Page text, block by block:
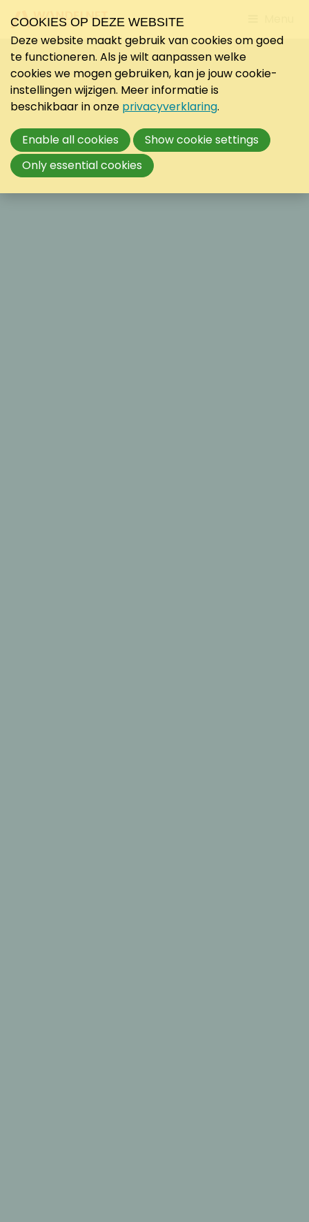
to
COOKIES OP DEZE WEBSITE
Deze website maakt gebruik van cookies om goed
te functioneren. Als je wilt aanpassen welke
cookies we mogen gebruiken, kan je jouw cookie-
instellingen wijzigen. Meer informatie is
beschikbaar in onze privacyverklaring.
Enable all cookies
Show cookie settings
Only essential cookies